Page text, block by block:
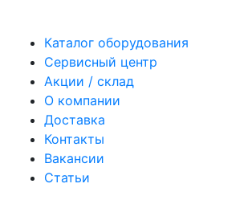
Каталог оборудования
Сервисный центр
Акции / склад
О компании
Доставка
Контакты
Вакансии
Статьи